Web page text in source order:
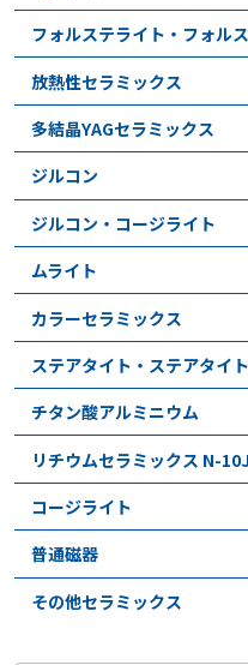
フォルステライト・フォル
放熱性セラミックス
多結晶YAGセラミックス
ジルコン
ジルコン・コージライト
ムライト
カラーセラミックス
ステアタイト・ステアタイ
チタン酸アルミニウム
リチウムセラミックス N-
コージライト
普通磁器
その他セラミックス